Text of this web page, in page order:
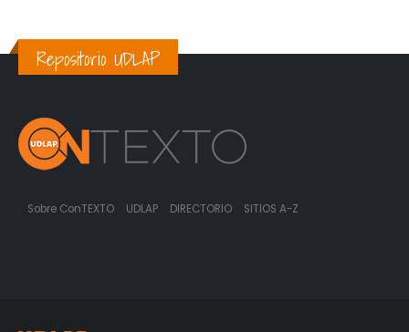
Repositorio UDLAP
Sobre ConTEXTO UDLAP DIRECTORIO SITIOS A-Z